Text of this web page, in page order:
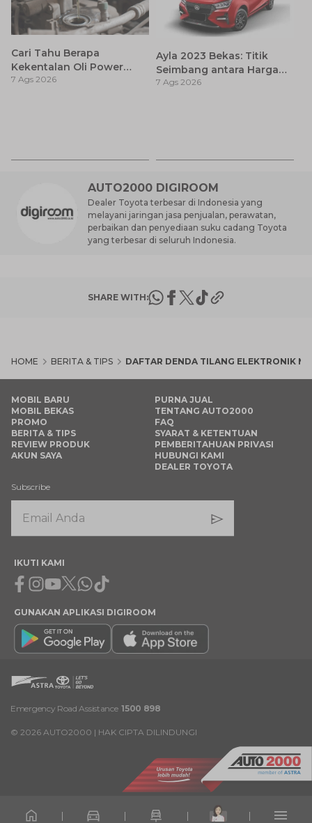
Cari Tahu Berapa
Kekentalan Oli Power
Steering dan Tips
7 Ags 2026
Ayla 2023 Bekas: Titik
Seimbang antara Harga
dan Pembaruan Teknologi
7 Ags 2026
AUTO2000 DIGIROOM
Dealer Toyota terbesar di Indonesia yang
melayani jaringan jasa penjualan, perawatan,
perbaikan dan penyediaan suku cadang Toyota
yang terbesar di seluruh Indonesia.
SHARE WITH:
HOME BERITA & TIPS DAFTAR DENDA TILANG ELEKTRONIK
MOBIL BARU
MOBIL BEKAS
PROMO
BERITA & TIPS
REVIEW PRODUK
AKUN SAYA
PURNA JUAL
TENTANG AUTO2000
FAQ
SYARAT & KETENTUAN
PEMBERITAHUAN PRIVASI
HUBUNGI KAMI
DEALER TOYOTA
Subscribe
IKUTI KAMI
Facebook
Instagram
Youtube
X Whatsapp
Tiktok
GUNAKAN APLIKASI DIGIROOM
Emergency Road Assistance 1500 898
© 2026 AUTO2000 | HAK CIPTA DILINDUNGI